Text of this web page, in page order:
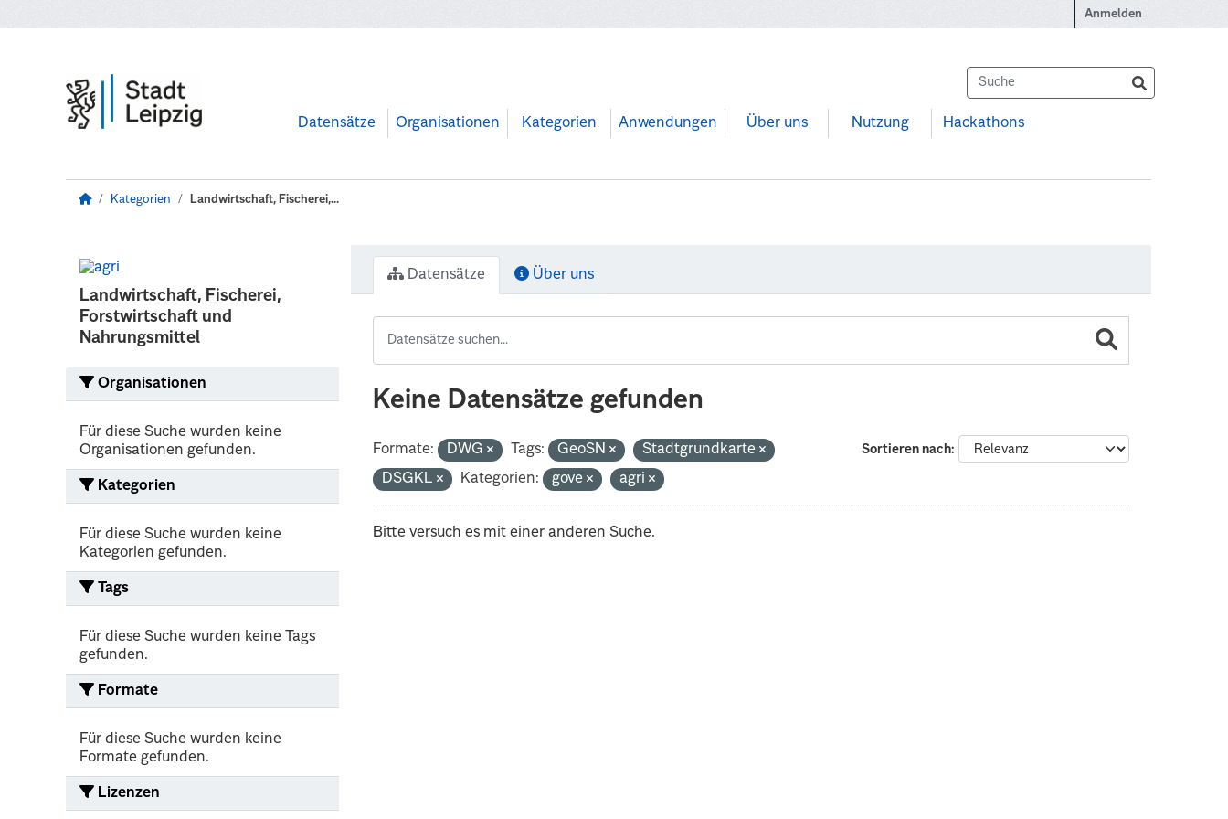
Anmelden
Datensätze Organisationen Kategorien Anwendungen Über uns Nutzung Hackathons
Kategorien Landwirtschaft, Fischerei,...
Landwirtschaft, Fischerei,
Forstwirtschaft und
Nahrungsmittel
Organisationen
Für diese Suche wurden keine
Organisationen gefunden.
Kategorien
Für diese Suche wurden keine
Kategorien gefunden.
Tags
Für diese Suche wurden keine Tags
gefunden.
Formate
Für diese Suche wurden keine
Formate gefunden.
Lizenzen
Datensätze Über uns
Keine Datensätze gefunden
Sortieren nach
Formate: DWG Tags: GeoSN
Stadtgrundkarte
DSGKL
Kategorien: gove agri
Bitte versuch es mit einer anderen Suche.